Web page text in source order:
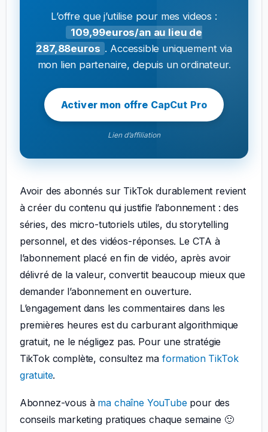
L’offre que j’utilise pour mes videos :
109,99euros/an au lieu de
287,88euros . Accessible uniquement via
mon lien partenaire, depuis un ordinateur.
Activer mon offre CapCut Pro
Lien d’affiliation
Avoir des abonnés sur TikTok durablement revient
à créer du contenu qui justifie l’abonnement : des
séries, des micro-tutoriels utiles, du storytelling
personnel, et des vidéos-réponses. Le CTA à
l’abonnement placé en fin de vidéo, après avoir
délivré de la valeur, convertit beaucoup mieux que
demander l’abonnement en ouverture.
L’engagement dans les commentaires dans les
premières heures est du carburant algorithmique
gratuit, ne le négligez pas. Pour une stratégie
TikTok complète, consultez ma formation TikTok
gratuite.
Abonnez-vous à ma chaîne YouTubepour des
conseils marketing pratiques chaque semaine 🙂